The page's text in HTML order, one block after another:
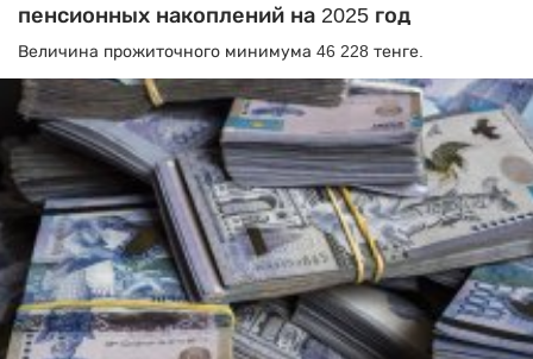
пенсионных накоплений на 2025 год
Величина прожиточного минимума 46 228 тенге.